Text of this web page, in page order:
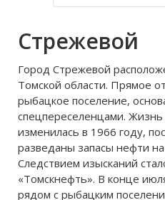
Двора. Уже
качество и
Стрежевой
Город Стрежевой
Томской области. Прямое
рыбацкое поселение,
спецпереселенцами. Жизнь
изменилась в 1966 году,
разведаны запасы нефти
Следствием изысканий
«Томскнефть». В конце
рядом с рыбацким